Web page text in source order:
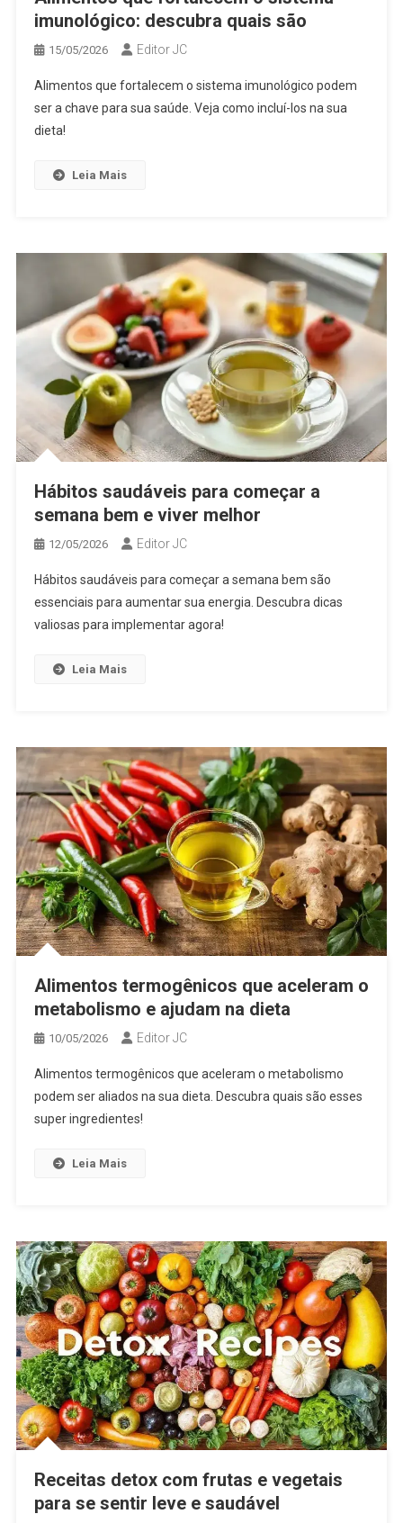
imunológico: descubra quais são
15/05/2026 Editor JC
Alimentos que fortalecem o sistema imunológico podem
ser a chave para sua saúde. Veja como incluí-los na sua
dieta!
Leia Mais
Hábitos saudáveis para começar a
semana bem e viver melhor
12/05/2026 Editor JC
Hábitos saudáveis para começar a semana bem são
essenciais para aumentar sua energia. Descubra dicas
valiosas para implementar agora!
Leia Mais
Alimentos termogênicos que aceleram o
metabolismo e ajudam na dieta
10/05/2026 Editor JC
Alimentos termogênicos que aceleram o metabolismo
podem ser aliados na sua dieta. Descubra quais são esses
super ingredientes!
Leia Mais
Receitas detox com frutas e vegetais
para se sentir leve e saudável